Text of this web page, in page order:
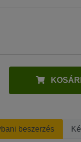
beszerzés